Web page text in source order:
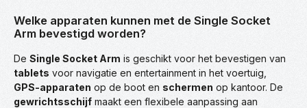
Welke apparaten kunnen met de Single Socket
Arm bevestigd worden?
De Single Socket Arm is geschikt voor het bevestigen van
tablets voor navigatie en entertainment in het voertuig,
GPS-apparaten op de boot en schermen op kantoor. De
gewrichtsschijf maakt een flexibele aanpassing aan